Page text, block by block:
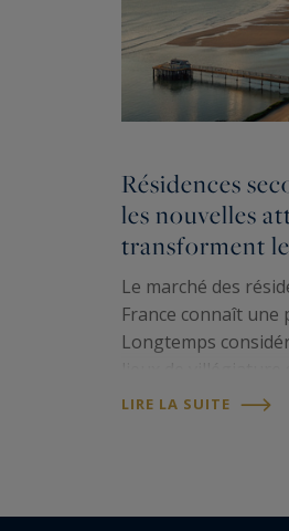
Résidences
les nouvelles
transforment
Le marché des
France connaît
Longtemps
habitations
LIRE LA SUITE